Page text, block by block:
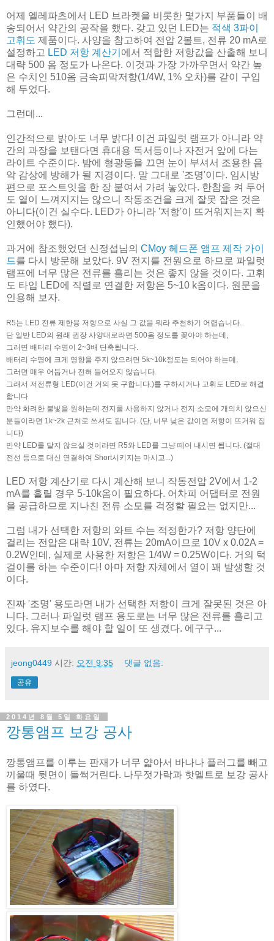
어제 엘레파츠에서 LED 브라켓을 비롯한 몇가지 부품들이 배
송되어서 약간의 공작을 했다. 갖고 있던 LED는 적색 3파이
고휘도 제품이다. 사양을 참고하여 전압 2볼트, 전류 20 mA로
설정하고 LED 저항 계산기 에서 적합한 저항값을 산출해 보니
대략 500 옴 정도가 나온다. 이것과 가장 가까우면서 약간 높
은 수치인 510옴 금속피막저항(1/4W, 1% 오차)를 같이 구입
해 두었다.
그런데...
인간적으로 밝아도 너무 밝다! 이건 파일럿 램프가 아니라 약
간의 과장을 보탠다면 휴대용 독서등이나 자전거 앞에 다는
라이트 수준이다. 밤에 형광등을 끄면 눈이 부셔서 조용한 음
악 감상에 방해가 될 지경이다. 말 그대로 '조명'이다. 임시방
편으로 포스트잇을 한 장 붙여서 가려 놓았다. 한참을 켜 두어
도 열이 느껴지지는 않으니 작동조건을 크게 잘못 잡은 것은
아니다(이건 실수다. LED가 아니라 '저항'이 뜨거워지는지 확
인했어야 했다).
과거에 참조했었던 신정섭님의 CMoy 헤드폰 앰프 제작 가이
드를 다시 방문해 보았다. 9V 전지를 전원으로 하므로 파일럿
램프에 너무 많은 전류를 흘리는 것은 좋지 않을 것이다. 고휘
도 타입 LED에 직렬로 연결한 저항은 5~10 k옴이다. 원문을
인용해 보자.
R5는 LED 전류 제한용 저항으로 사실 그 값을 뭐라 추천하기 어렵습니다.
단 일반 LED의 원래 권장 사양대로라면 500옴 정도를 꽂아야 하는데,
그러면 배터리 수명이 2~3배 단축됩니다.
배터리 수명에 크게 영향을 주지 않으려면 5k~10k정도는 되어야 하는데,
그러면 매우 어둡거나 전혀 들어오지 않습니다.
그래서 저전류형 LED(이건 거의 못 구합니다.)를 구하시거나 고휘도 LED로 해결
합니다
만약 화려한 불빛을 원하는데 전지를 사용하지 않거나 전지 소모에 개의치 않으신
분들이라면 1k~2k 근처로 쓰셔도 됩니다. (단, 너무 낮은 값이면 저항이 뜨거워 집
니다)
만약 LED를 달지 않으실 것이라면 R5와 LED를 그냥 떼어 내시면 됩니다. (절대
전선 등으로 대신 연결하여 Short시키지는 마시고...)
LED 저항 계산기로 다시 계산해 보니 작동전압 2V에서 1-2
mA를 흘릴 경우 5-10k옴이 필요하다. 어차피 어댑터로 전원
을 공급하므로 지나친 전류 소모를 걱정할 필요는 없지만...
그럼 내가 선택한 저항의 와트 수는 적정한가? 저항 양단에
걸리는 전압은 대략 10V, 전류는 20mA이므로 10V x 0.02A =
0.2W인데, 실제로 사용한 저항은 1/4W = 0.25W이다. 거의 턱
걸이를 하는 수준이다! 아마 저항 자체에서 열이 꽤 발생할 것
이다.
진짜 '조명' 용도라면 내가 선택한 저항이 크게 잘못된 것은 아
니다. 그러나 파일럿 램프 용도로는 너무 많은 전류를 흘리고
있다. 유지보수를 해야 할 일이 또 생겼다. 에구구...
jeong0449 시간: 오전 9:35 댓글 없음:
공유
2014년 8월 5일 화요일
깡통앰프 보강 공사
깡통앰프를 이루는 판재가 너무 얇아서 바나나 플러그를 빼고
끼울때 뒷면이 들썩거린다. 나무젓가락과 핫멜트로 보강 공사
를 하였다.